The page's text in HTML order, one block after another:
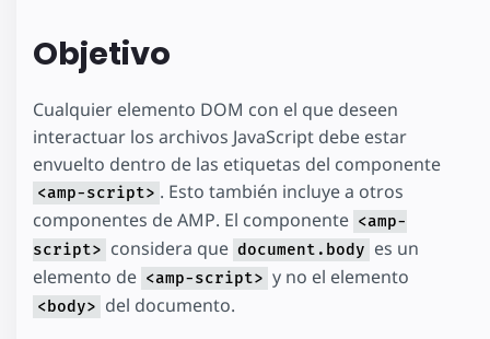
Objetivo
Cualquier elemento DOM con el que deseen
interactuar los archivos JavaScript debe estar
envuelto dentro de las etiquetas del componente
<amp-script> . Esto también incluye a otros
componentes de AMP. El componente <amp-
script> considera que document.body es un
elemento de <amp-script> y no el elemento
<body> del documento.